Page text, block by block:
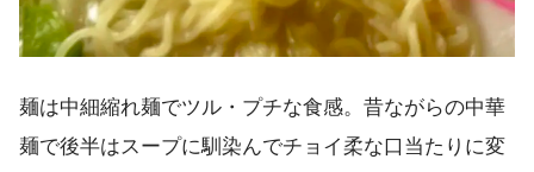
麺は中細縮れ麺でツル・プチな食感。昔ながらの中華
麺で後半はスープに馴染んでチョイ柔な口当たりに変